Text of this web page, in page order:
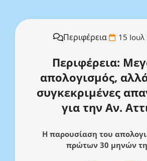
Περιφέρεια 15
Περιφέρεια:
απολογισμός,
συγκεκριμένες
για την Αν.
Η παρουσίαση του
πρώτων 30 μηνών